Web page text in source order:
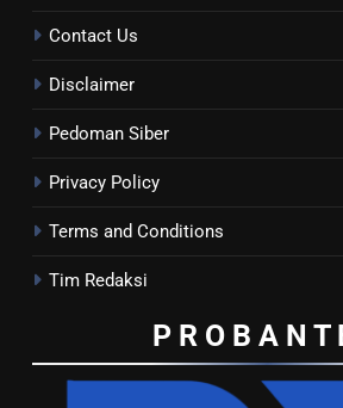
Contact Us
Disclaimer
Pedoman Siber
Privacy Policy
Terms and Conditions
Tim Redaksi
P R O B A N T